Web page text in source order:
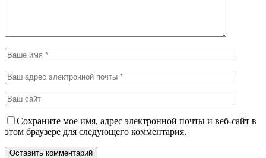
Сохраните мое имя, адрес электронной почты и веб-сайт в
этом браузере для следующего комментария.